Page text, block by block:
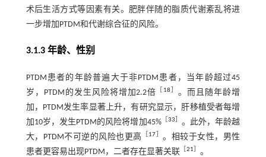
术后生活方式等因素有关。肥胖伴随的脂质代谢紊乱将进
一步增加PTDM和代谢综合征的风险。
3.1.3 年龄、性别
PTDM患者的年龄普遍大于非PTDM患者，当年龄超过45
岁，PTDM的发生风险将增加2.2倍
18
。而且随年龄增
加，PTDM发生率显著上升，有研究显示，肝移植受者每增
加10岁，发生PTDM的风险将增加45%
33
。此外，年龄越
大，PTDM不可逆的风险也更高
17
。相较于女性，男性
患者更容易出现PTDM，二者存在显著关联
21 。